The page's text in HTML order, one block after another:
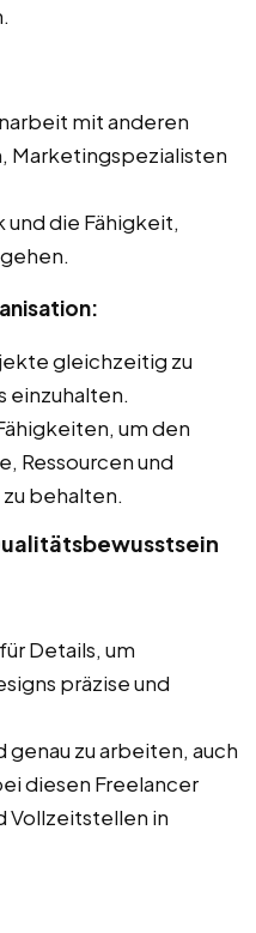
mit anderen
Marketingspezialisten
die Fähigkeit,
gleichzeitig zu
einzuhalten.
um den
Ressourcen und
behalten.
Details, um
präzise und
zu arbeiten, auch
diesen Freelancer
Vollzeitstellen in